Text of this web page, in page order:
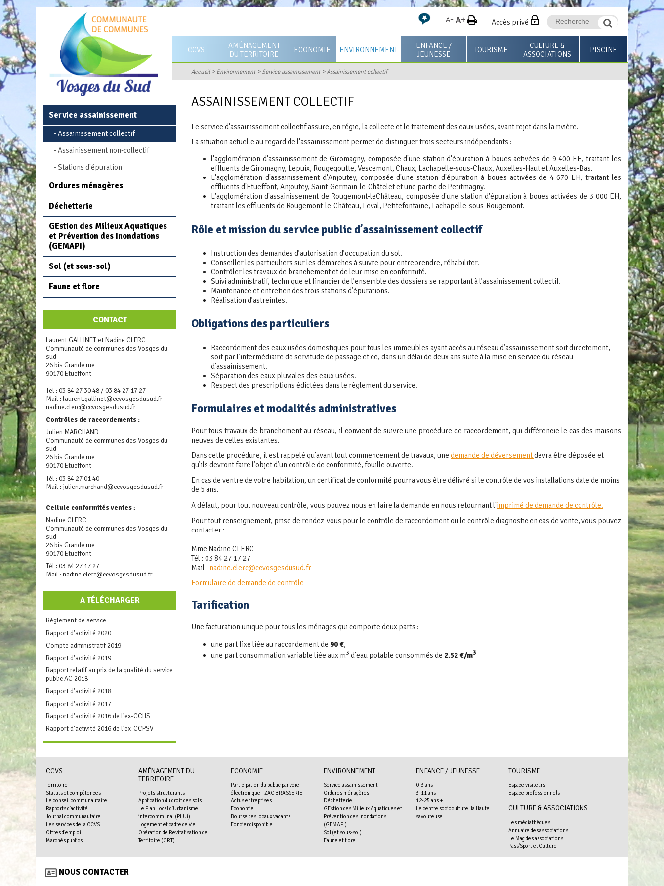
Accès privé
CCVS
Territoire
Le conseil communautaire
Rapports d'activité
Journal communautaire
Les services de la CCVS
Offres d'emploi
Marchés publics
AMÉNAGEMENT
DU TERRITOIRE
Projets structurants
Le Plan Local d'Urbanisme
Logement et cadre de vie
Opération de Revitalisation
de Territoire (ORT)
ECONOMIE
Participation du public par
voie électronique - ZAC
Actus entreprises
Economie
Bourse des locaux vacants
Foncier disponible
ENVIRONNEMENT
Service assainissement
Déchetterie
GEstion des Milieux
Aquatiques et Prévention des
Inondations (GEMAPI)
Sol (et sous-sol)
Faune et flore
ENFANCE /
JEUNESSE
Le centre socioculturel la
Haute savoureuse
TOURISME
CULTURE &
ASSOCIATIONS
Pass'Sport et Culture
PISCINE
Horaires & Tarifs
Activités & Cours
Stages & Évènements
Infos Pratiques &
Accueil>Environnement>Service assainissement>Assainissement collectif
Service assainissement
Assainissement collectif
Assainissement non-collectif
Stations d'épuration
Ordures ménagères
Déchetterie
GEstion des Milieux Aquatiques
et Prévention des Inondations
(GEMAPI)
Sol (et sous-sol)
Faune et flore
CONTACT
Laurent GALLINET et Nadine CLERC
Communauté de communes des Vosges du
sud
26 bis Grande rue
90170 Etueffont
Tel : 03 84 27 30 48 / 03 84 27 17 27
Mail :laurent.gallinet@ccvosgesdusud.fr
nadine.clerc@ccvosgesdusud.fr
Contrôles de raccordements :
Julien MARCHAND
Communauté de communes des Vosges du
sud
26 bis Grande rue
90170 Etueffont
Tél : 03 84 27 01 40
Mail : julien.marchand@ccvosgesdusud.fr
Cellule conformités ventes :
Nadine CLERC
Communauté de communes des Vosges du
sud
26 bis Grande rue
90170 Etueffont
Tél : 03 84 27 17 27
Mail :nadine.clerc@ccvosgesdusud.fr
A TÉLÉCHARGER
Règlement de service
Rapport d'activité 2020
Compte administratif 2019
Rapport d'activité 2019
Rapport relatif au prix de la qualité du service
public AC 2018
Rapport d'activité 2018
Rapport d'activité 2017
Rapport d'activité 2016 de l'ex-CCHS
Rapport d'activité 2016 de l'ex-CCPSV
ASSAINISSEMENT COLLECTIF
Le service d'assainissement collectif assure, en régie, la collecte et le traitement des eaux usées, avant rejet dans la rivière.
La situation actuelle au regard de l'assainissement permet de distinguer trois secteurs indépendants :
l'agglomération d'assainissement de Giromagny, composée d'une station d'épuration à boues activées de 9 400 EH, traitant les
effluents de Giromagny, Lepuix, Rougegoutte, Vescemont, Chaux, Lachapelle-sous-Chaux, Auxelles-Haut et Auxelles-Bas.
L'agglomération d'assainissement d'Anjoutey, composée d'une station d'épuration à boues activées de 4 670 EH, traitant les
effluents d'Etueffont, Anjoutey, Saint-Germain-le-Châtelet et une partie de Petitmagny.
L'agglomération d'assainissement de Rougemont-leChâteau, composée d'une station d'épuration à boues activées de 3 000 EH,
traitant les effluents de Rougemont-le-Château, Leval, Petitefontaine, Lachapelle-sous-Rougemont.
Rôle et mission du service public d’assainissement collectif
Instruction des demandes d’autorisation d’occupation du sol.
Conseiller les particuliers sur les démarches à suivre pour entreprendre, réhabiliter.
Contrôler les travaux de branchement et de leur mise en conformité.
Suivi administratif, technique et financier de l’ensemble des dossiers se rapportant à l’assainissement collectif.
Maintenance et entretien des trois stations d’épurations.
Réalisation d’astreintes.
Obligations des particuliers
Raccordement des eaux usées domestiques pour tous les immeubles ayant accès au réseau d’assainissement soit directement,
soit par l’intermédiaire de servitude de passage et ce, dans un délai de deux ans suite à la mise en service du réseau
d’assainissement.
Séparation des eaux pluviales des eaux usées.
Respect des prescriptions édictées dans le règlement du service.
Formulaires et modalités administratives
Pour tous travaux de branchement au réseau, il convient de suivre une procédure de raccordement, qui différencie le cas des maisons
neuves de celles existantes.
Dans cette procédure, il est rappelé qu’avant tout commencement de travaux, une demande de déversementdevra être déposée et
qu’ils devront faire l’objet d’un contrôle de conformité, fouille ouverte.
En cas de ventre de votre habitation, un certificat de conformité pourra vous être délivré si le contrôle de vos installations date de moins
de 5 ans.
A défaut, pour tout nouveau contrôle, vous pouvez nous en faire la demande en nous retournant l'imprimé de demande de contrôle.
Pour tout renseignement, prise de rendez-vous pour le contrôle de raccordement ou le contrôle diagnostic en cas de vente, vous pouvez
contacter :
Mme Nadine CLERC
Tél : 03 84 27 17 27
Mail : nadine.clerc@ccvosgesdusud.fr
Formulaire de demande de contrôle
Tarification
Une facturation unique pour tous les ménages qui comporte deux parts :
une part fixe liée au raccordement de 90 €,
une part consommation variable liée aux m3 d’eau potable consommés de 2.52 €/m3
CCVS
Territoire
Statuts et compétences
Le conseil communautaire
Rapports d'activité
Journal communautaire
Les services de la CCVS
Offres d'emploi
Marchés publics
AMÉNAGEMENT DU
TERRITOIRE
Projets structurants
Application du droit des sols
Le Plan Local d'Urbanisme
intercommunal (PLUi)
Logement et cadre de vie
Opération de Revitalisation de
Territoire (ORT)
ECONOMIE
Participation du public par voie
électronique - ZAC BRASSERIE
Actus entreprises
Economie
Bourse des locaux vacants
Foncier disponible
ENVIRONNEMENT
Service assainissement
Ordures ménagères
Déchetterie
GEstion des Milieux Aquatiques et
Prévention des Inondations
(GEMAPI)
Sol (et sous-sol)
Faune et flore
ENFANCE / JEUNESSE
0-3 ans
3-11 ans
12-25 ans +
Le centre socioculturel la Haute
savoureuse
TOURISME
Espace visiteurs
Espace professionnels
CULTURE & ASSOCIATIONS
Les médiathèques
Annuaire des associations
Le Mag des associations
Pass'Sport et Culture
NOUS CONTACTER